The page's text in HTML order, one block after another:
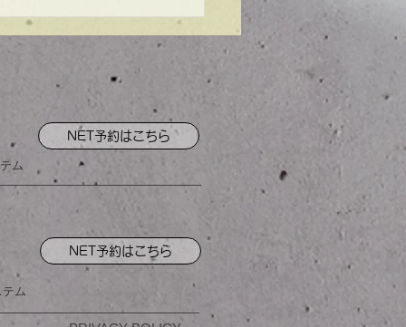
ム
NET予約はこちら
NET予約はこちら
ム